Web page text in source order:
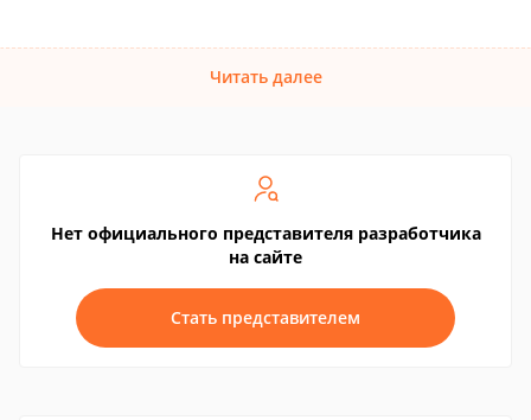
Читать далее
Нет официального представителя разработчика
на сайте
Стать представителем